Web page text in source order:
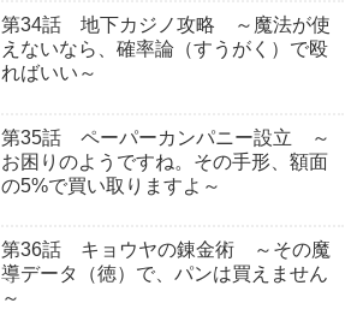
第34話 地下カジノ攻略 ～魔法が使
えないなら、確率論（すうがく）で殴
ればいい～
第35話 ペーパーカンパニー設立 ～
お困りのようですね。その手形、額面
の5%で買い取りますよ～
第36話 キョウヤの錬金術 ～その魔
導データ（徳）で、パンは買えません
～